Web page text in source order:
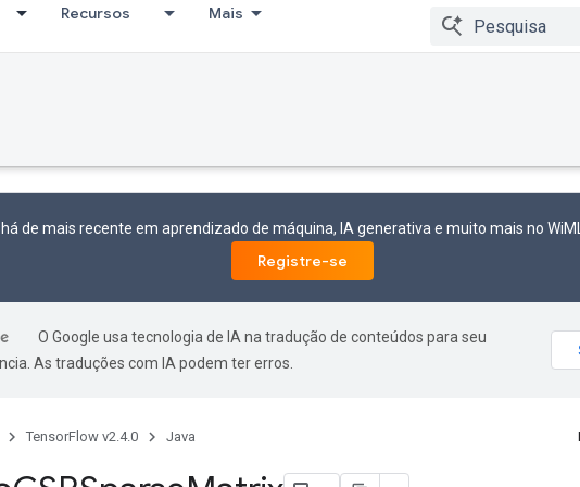
Recursos Mais
de mais recente em aprendizado de máquina, IA generativa e muito mais no
Registre-se
O Google usa tecnologia de IA na tradução de conteúdos para seu
As traduções com IA podem ter erros.
TensorFlow v2.4.0 Java